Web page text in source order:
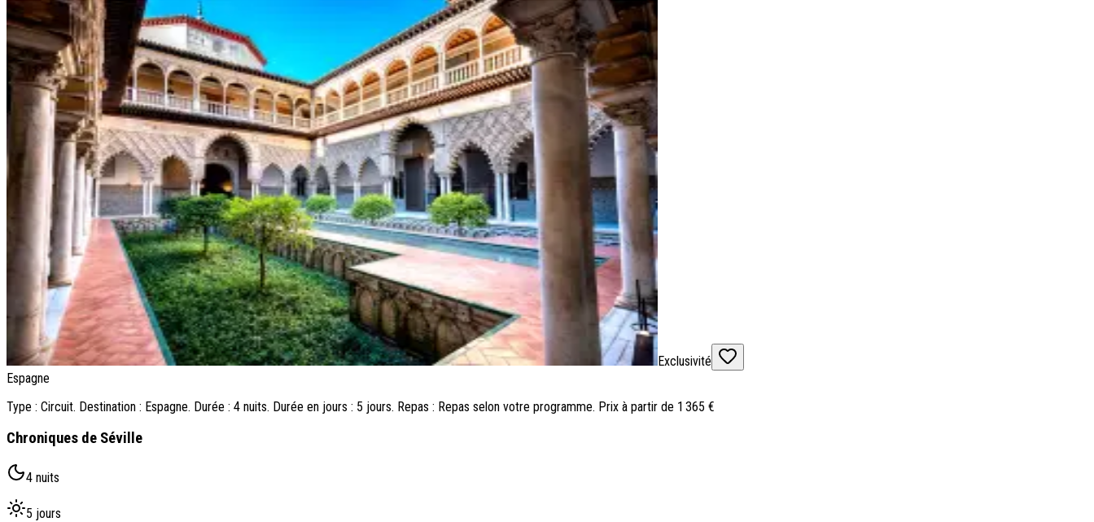
Exclusivité
Espagne
Type : Circuit. Destination : Espagne. Durée : 4 nuits. Durée en jours : 5 jours. Repas : Repas selon votre programme. Prix à partir de 1 365 €
Chroniques de Séville
4 nuits
5 jours